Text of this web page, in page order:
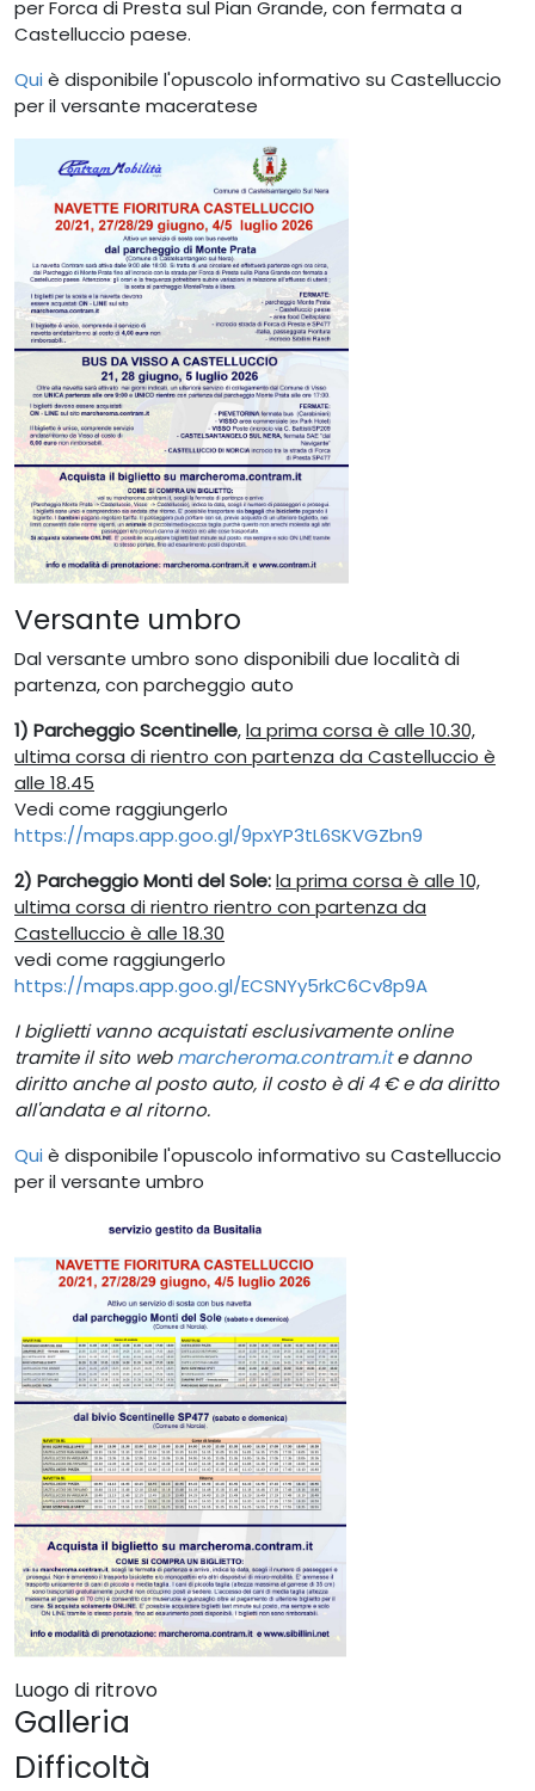
per Forca di Presta sul Pian Grande, con fermata a
Castelluccio paese.
Qui è disponibile l'opuscolo informativo su Castelluccio
per il versante maceratese
Versante umbro
Dal versante umbro sono disponibili due località di
partenza, con parcheggio auto
1) Parcheggio Scentinelle,la prima corsa è alle 10.30,
ultima corsa di rientro con partenza da Castelluccio è
alle 18.45
Vedi come raggiungerlo
https://maps.app.goo.gl/9pxYP3tL6SKVGZbn9
2) Parcheggio Monti del Sole:la prima corsa è alle 10,
ultima corsa di rientro rientro con partenza da
Castelluccio è alle 18.30
vedi come raggiungerlo
https://maps.app.goo.gl/ECSNYy5rkC6Cv8p9A
I biglietti vanno acquistati esclusivamente online
tramite il sito webmarcheroma.contram.ite danno
diritto anche al posto auto, il costo è di 4 € e da diritto
all'andata e al ritorno.
Qui è disponibile l'opuscolo informativo su Castelluccio
per il versante umbro
Luogo di ritrovo
Galleria
Difficoltà